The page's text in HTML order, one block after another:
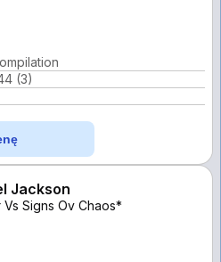
(3)
Jackson
Vs Signs Ov Chaos*